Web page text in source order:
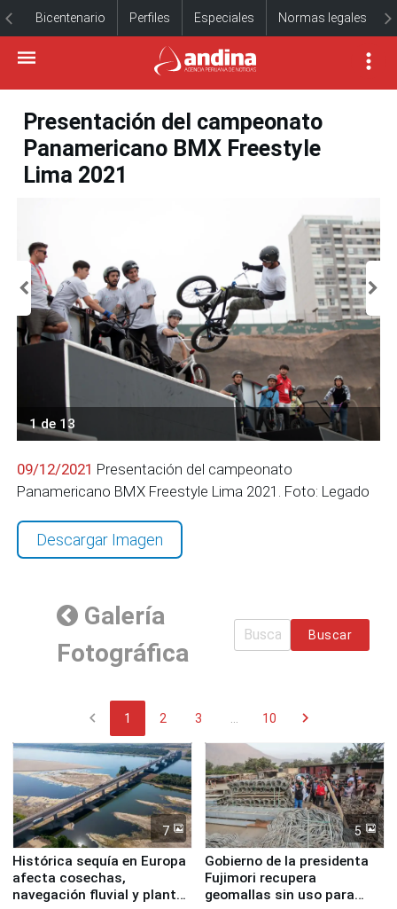
Bicentenario Perfiles Especiales Normas legales
Presentación del campeonato
Panamericano BMX Freestyle
Lima 2021
1 de 13
09/12/2021 Presentación del campeonato
Panamericano BMX Freestyle Lima 2021. Foto: Legado
Descargar Imagen
Galería
Fotográfica
Buscar
chevron_left 1 2 3 10 chevron_right
7
Histórica sequía en Europa
afecta cosechas,
navegación fluvial y plantas
5
Gobierno de la presidenta
Fujimori recupera
geomallas sin uso para